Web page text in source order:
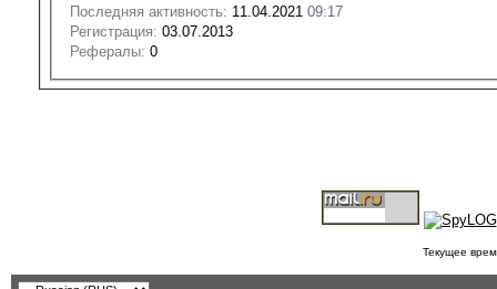
Последняя активность: 11.04.2021 09:17
Регистрация: 03.07.2013
Рефералы: 0
Текущее